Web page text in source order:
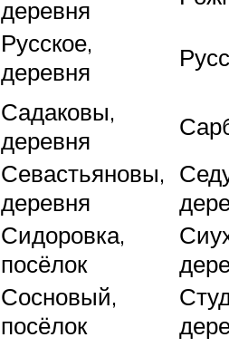
деревня
Русское,
деревня
Садаковы,
деревня
Севастьяновы,
деревня
Сидоровка,
посёлок
Сосновый,
посёлок